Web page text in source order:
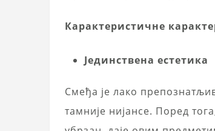
Карактеристичне
Јединствена естетика
Смеђа је лако
тамније нијансе. Поред